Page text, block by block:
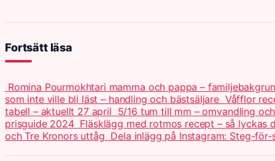
Fortsätt läsa
Romina Pourmokhtari mamma och pappa –
som inte ville bli läst – handling och bästsäljare Våfflor
tabell – aktuellt 27 april 5/16 tum till mm – omvandling
prisguide 2024 Fläsklägg med rotmos recept – så lyckas
och Tre Kronors uttåg Dela inlägg på Instagram: Steg-